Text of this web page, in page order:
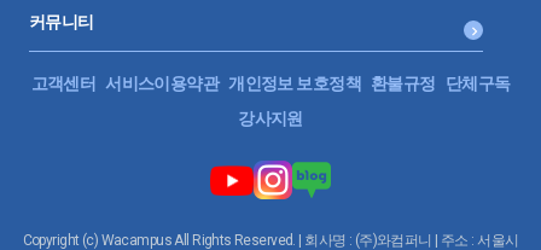
커뮤니티
고객센터 서비스이용약관 개인정보 보호정책 환불규정
단체구독
강사지원
Copyright (c) Wacampus All Rights Reserved. | 회사명 : (주)와컴퍼니 | 주소 : 서울시